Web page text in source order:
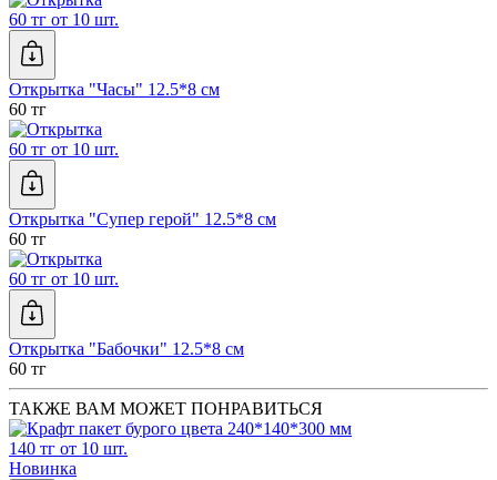
60 тг от 10 шт.
Открытка "Часы" 12.5*8 см
60 тг
60 тг от 10 шт.
Открытка "Супер герой" 12.5*8 см
60 тг
60 тг от 10 шт.
Открытка "Бабочки" 12.5*8 см
60 тг
ТАКЖЕ ВАМ МОЖЕТ ПОНРАВИТЬСЯ
140 тг от 10 шт.
Новинка